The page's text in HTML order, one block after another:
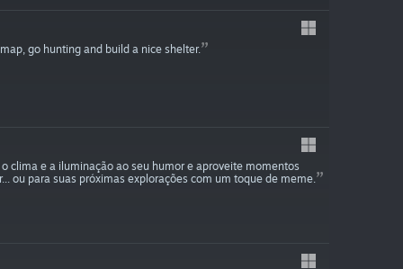
go hunting and build a nice shelter.
clima e a iluminação ao seu humor e aproveite momentos
ou para suas próximas explorações com um toque de meme.